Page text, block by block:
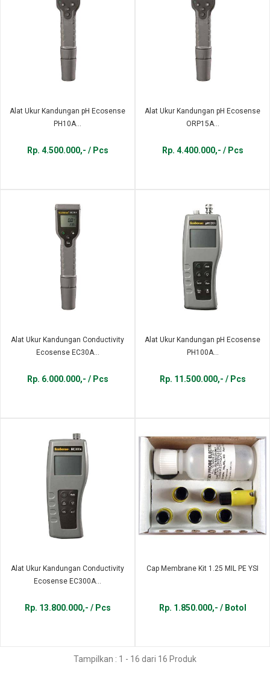
Alat Ukur Kandungan pH Ecosense
PH10A...
Rp. 4.500.000,- / Pcs
Alat Ukur Kandungan pH Ecosense
ORP15A...
Rp. 4.400.000,- / Pcs
Alat Ukur Kandungan Conductivity
Ecosense EC30A...
Rp. 6.000.000,- / Pcs
Alat Ukur Kandungan pH Ecosense
PH100A...
Rp. 11.500.000,- / Pcs
Alat Ukur Kandungan Conductivity
Ecosense EC300A...
Rp. 13.800.000,- / Pcs
Cap Membrane Kit 1.25 MIL PE YSI
Rp. 1.850.000,- / Botol
Tampilkan : 1 - 16 dari 16 Produk